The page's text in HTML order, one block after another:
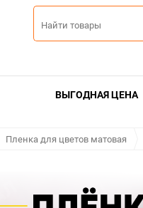
ВЫГОДНАЯ ЦЕНА
Пленка для цветов матовая